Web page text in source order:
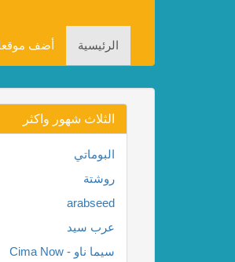
الرئيسية أضف
الثلاث شهور واكثر
البوماتي
روشتة
arabseed
عرب سيد
سيما ناو - Cima Now